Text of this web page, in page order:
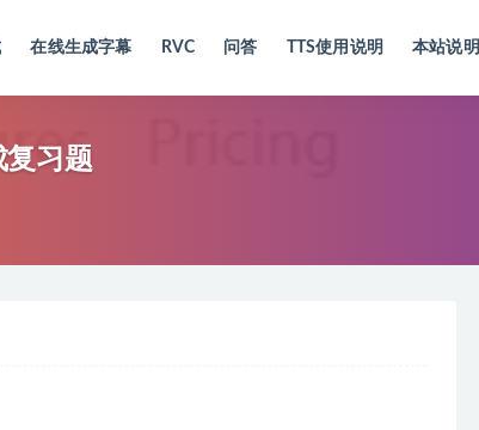
在线生成字幕 RVC 问答 TTS使用说明 本站说明
复习题